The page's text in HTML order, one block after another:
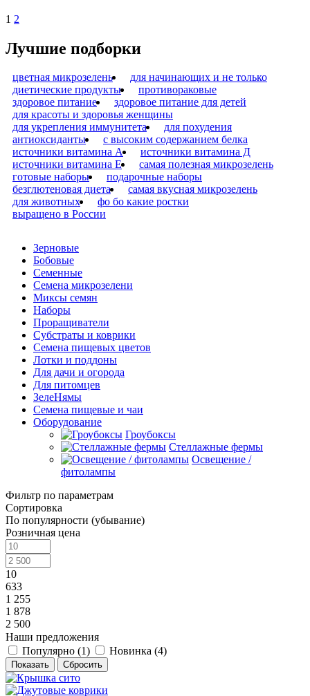
Лучшие подборки
цветная микрозелень
для начинающих и не только
диетические продукты
противораковые
здоровое питание
здоровое питание для детей
для красоты и здоровья женщины
для укрепления иммунитета
для похудения
антиоксиданты
с высоким содержанием белка
источники витамина А
источники витамина Д
источники витамина Е
самая полезная микрозелень
готовые наборы
подарочные наборы
безглютеновая диета
самая вкусная микрозелень
для животных
фо бо какие ростки
выращено в России
1 2
Зерновые
Бобовые
Семенные
Семена микрозелени
Миксы семян
Наборы
Проращиватели
Субстраты и коврики
Семена пищевых цветов
Лотки и поддоны
Для дачи и огорода
Для питомцев
ЗелеНямы
Семена пищевые и чаи
Оборудование
Гроубоксы
Стеллажные фермы
Освещение /
фитолампы
Фильтр по параметрам
Сортировка
По популярности (убывание)
Розничная цена
10
633
1 255
1 878
2 500
Наши предложения
Популярно (1) Новинка (4)
Сбросить